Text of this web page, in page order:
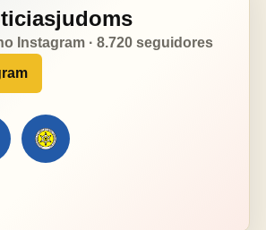
Instagram · 8.720 seguidores